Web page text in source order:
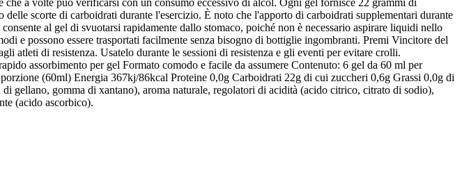
a volte può verificarsi con un consumo eccessivo di alcol. Ogni gel fornisce 22 grammi di
scorte di carboidrati durante l'esercizio. È noto che l'apporto di carboidrati supplementari durante
al gel di svuotarsi rapidamente dallo stomaco, poiché non è necessario aspirare liquidi nello
e possono essere trasportati facilmente senza bisogno di bottiglie ingombranti. Premi Vincitore del
atleti di resistenza. Usatelo durante le sessioni di resistenza e gli eventi per evitare crolli.
assorbimento per gel Formato comodo e facile da assumere Contenuto: 6 gel da 60 ml per
(60ml) Energia 367kj/86kcal Proteine 0,0g Carboidrati 22g di cui zuccheri 0,6g Grassi 0,0g di
gellano, gomma di xantano), aroma naturale, regolatori di acidità (acido citrico, citrato di sodio),
(acido ascorbico).